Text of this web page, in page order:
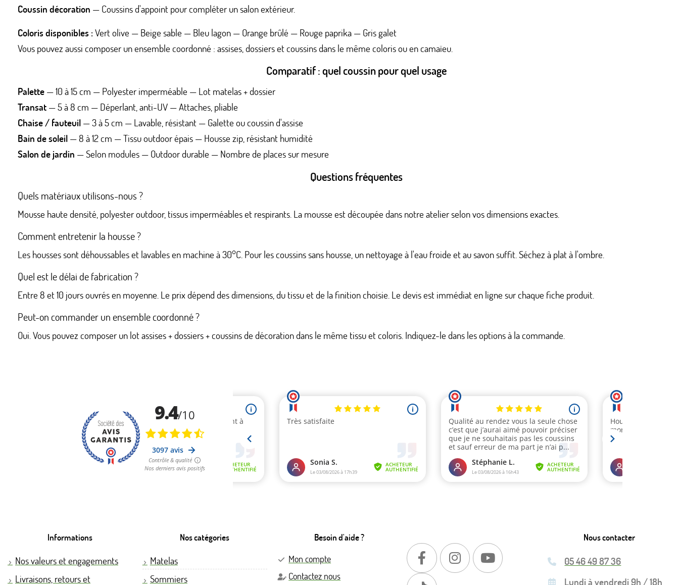
Coussin décoration — Coussins d'appoint pour compléter un salon extérieur.
Coloris disponibles : Vert olive — Beige sable — Bleu lagon — Orange brûlé — Rouge paprika — Gris galet
Vous pouvez aussi composer un ensemble coordonné : assises, dossiers et coussins dans le même coloris ou en camaïeu.
Comparatif : quel coussin pour quel usage
Palette — 10 à 15 cm — Polyester imperméable — Lot matelas + dossier
Transat — 5 à 8 cm — Déperlant, anti-UV — Attaches, pliable
Chaise / fauteuil — 3 à 5 cm — Lavable, résistant — Galette ou coussin d'assise
Bain de soleil — 8 à 12 cm — Tissu outdoor épais — Housse zip, résistant humidité
Salon de jardin — Selon modules — Outdoor durable — Nombre de places sur mesure
Questions fréquentes
Quels matériaux utilisons-nous ?
Mousse haute densité, polyester outdoor, tissus imperméables et respirants. La mousse est découpée dans notre atelier selon vos dimensions exactes.
Comment entretenir la housse ?
Les housses sont déhoussables et lavables en machine à 30°C. Pour les coussins sans housse, un nettoyage à l'eau froide et au savon suffit. Séchez à plat à l'ombre.
Quel est le délai de fabrication ?
Entre 8 et 10 jours ouvrés en moyenne. Le prix dépend des dimensions, du tissu et de la finition choisie. Le devis est immédiat en ligne sur chaque fiche produit.
Peut-on commander un ensemble coordonné ?
Oui. Vous pouvez composer un lot assises + dossiers + coussins de décoration dans le même tissu et coloris. Indiquez-le dans les options à la commande.
Informations
Nos valeurs et engagements
Livraisons, retours et
Nos catégories
Matelas
Sommiers
Besoin d'aide ?
Mon compte
Contactez nous
Nous contacter
05 46 49 87 36
Lundi à vendredi 9h / 18h